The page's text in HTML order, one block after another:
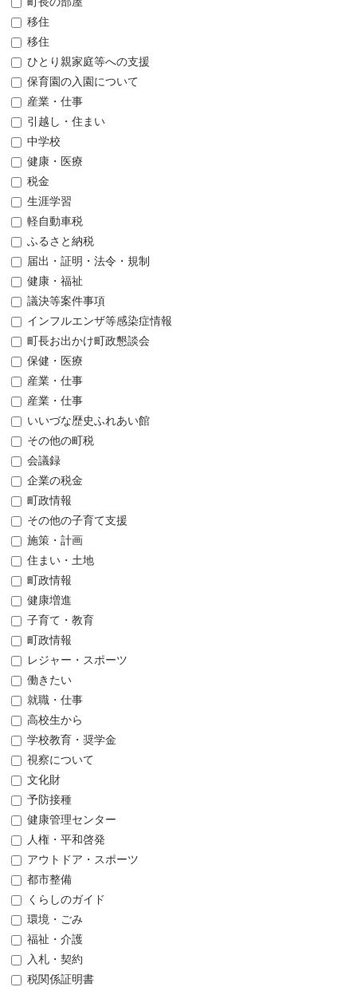
移住
移住
ひとり親家庭等への支援
保育園の入園について
産業・仕事
引越し・住まい
中学校
健康・医療
税金
生涯学習
軽自動車税
ふるさと納税
届出・証明・法令・規制
健康・福祉
議決等案件事項
インフルエンザ等感染症情報
町長お出かけ町政懇談会
保健・医療
産業・仕事
産業・仕事
いいづな歴史ふれあい館
その他の町税
会議録
企業の税金
町政情報
その他の子育て支援
施策・計画
住まい・土地
町政情報
健康増進
子育て・教育
町政情報
レジャー・スポーツ
働きたい
就職・仕事
高校生から
学校教育・奨学金
視察について
文化財
予防接種
健康管理センター
人権・平和啓発
アウトドア・スポーツ
都市整備
くらしのガイド
環境・ごみ
福祉・介護
入札・契約
税関係証明書